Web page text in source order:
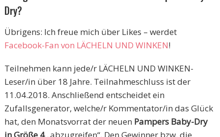
Dry?
Übrigens: Ich freue mich über Likes – werdet
Facebook-Fan von LÄCHELN UND WINKEN!
Teilnehmen kann jede/r LÄCHELN UND WINKEN-
Leser/in über 18 Jahre. Teilnahmeschluss ist der
11.04.2018. Anschließend entscheidet ein
Zufallsgenerator, welche/r Kommentator/in das Glück
hat, den Monatsvorrat der neuen Pampers Baby-Dry